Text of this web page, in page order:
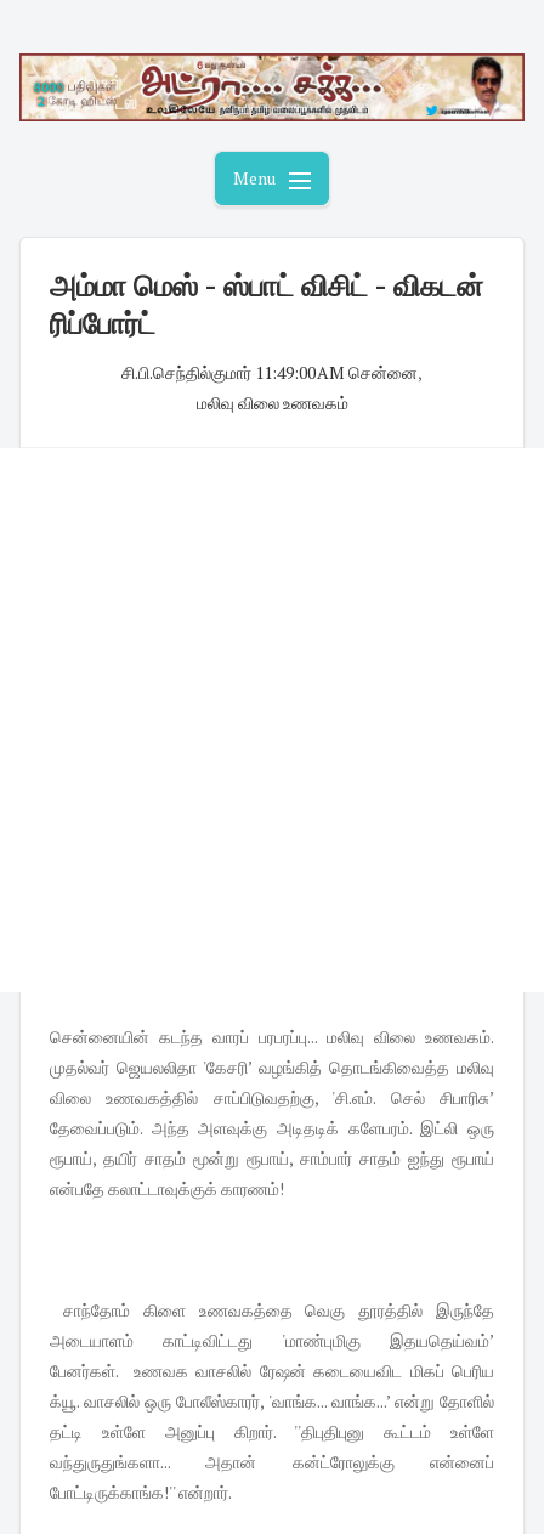
content
Menu
அம்மா மெஸ் - ஸ்பாட் விசிட் - விகடன்
ரிப்போர்ட்
சி.பி.செந்தில்குமார் 11:49:00 AM சென்னை,
மலிவு விலை உணவகம்
சென்னையின் கடந்த வாரப் பரபரப்பு... மலிவு விலை உணவகம்.
முதல்வர் ஜெயலலிதா 'கேசரி’ வழங்கித் தொடங்கிவைத்த மலிவு
விலை உணவகத்தில் சாப்பிடுவதற்கு, 'சி.எம். செல் சிபாரிசு’
தேவைப்படும். அந்த அளவுக்கு அடிதடிக் களேபரம். இட்லி ஒரு
ரூபாய், தயிர் சாதம் மூன்று ரூபாய், சாம்பார் சாதம் ஐந்து ரூபாய்
என்பதே கலாட்டாவுக்குக் காரணம்!
சாந்தோம் கிளை உணவகத்தை வெகு தூரத்தில் இருந்தே
அடையாளம் காட்டிவிட்டது 'மாண்புமிகு இதயதெய்வம்’
பேனர்கள். உணவக வாசலில் ரேஷன் கடையைவிட மிகப் பெரிய
க்யூ. வாசலில் ஒரு போலீஸ்காரர், 'வாங்க... வாங்க...’ என்று தோளில்
தட்டி உள்ளே அனுப்பு கிறார். ''திபுதிபுனு கூட்டம் உள்ளே
வந்துருதுங்களா... அதான் கன்ட்ரோலுக்கு என்னைப்
போட்டிருக்காங்க!'' என்றார்.